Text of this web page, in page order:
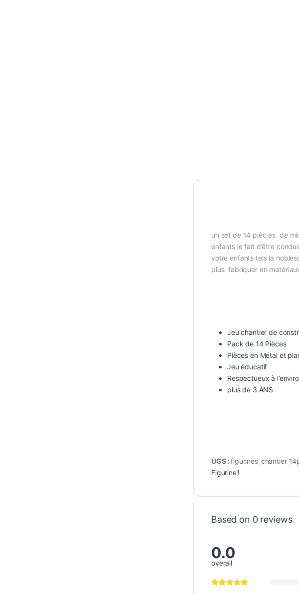
un set de 14 pièc es de
enfants le fait d’être
votre enfants tels la
plus fabriquer en
Jeu chantier de
Pack de 14 Pièces
Pièces en Métal et
Jeu éducatif
Respectueux à
plus de 3 ANS
UGS :
Figurine1
Based on 0 reviews
0.0
overall